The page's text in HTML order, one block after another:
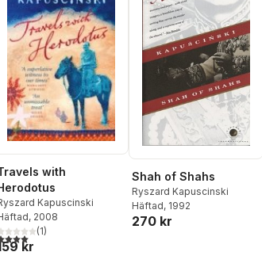
with
Kapuscinski
, 2008
utav 5 stjärnor. Totalt antal röster:
(1)
kr
Shah of Shahs
Ryszard Kapuscinski
Häftad, 1992
270 kr